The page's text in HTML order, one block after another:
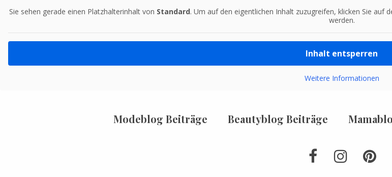
Sie sehen gerade einen Platzhalterinhalt von Standard. Um auf den eigentlichen Inhalt zuzugreifen, klicken Sie
werden.
Inhalt entsperren
Weitere Informationen
Modeblog Beiträge Beautyblog Beiträge